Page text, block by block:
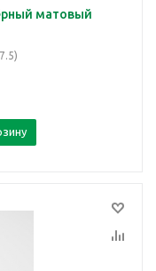
матовый